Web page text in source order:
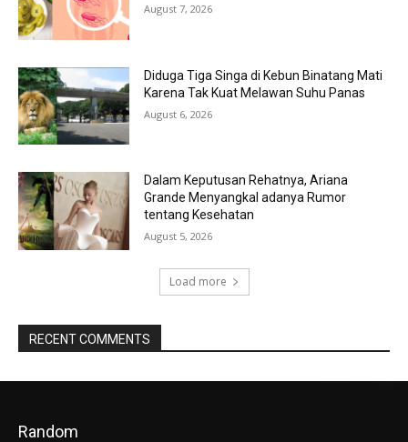
August 7, 2026
Diduga Tiga Singa di Kebun Binatang Mati
Karena Tak Kuat Melawan Suhu Panas
August 6, 2026
Dalam Keputusan Rehatnya, Ariana
Grande Menyangkal adanya Rumor
tentang Kesehatan
August 5, 2026
Load more
RECENT COMMENTS
Random